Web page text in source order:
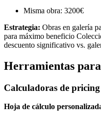
Misma obra: 3200€
Estrategia: Obras en galería
para máximo beneficio
descuento significativo vs.
Herramientas
Calculadoras de pricing
Hoja de cálculo